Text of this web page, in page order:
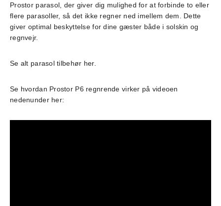
Prostor parasol , der giver dig mulighed for at forbinde to eller
flere parasoller, så det ikke regner ned imellem dem. Dette
giver optimal beskyttelse for dine gæster både i solskin og
regnvejr.
Se alt parasol tilbehør her.
Se hvordan Prostor P6 regnrende virker på videoen
nedenunder her: